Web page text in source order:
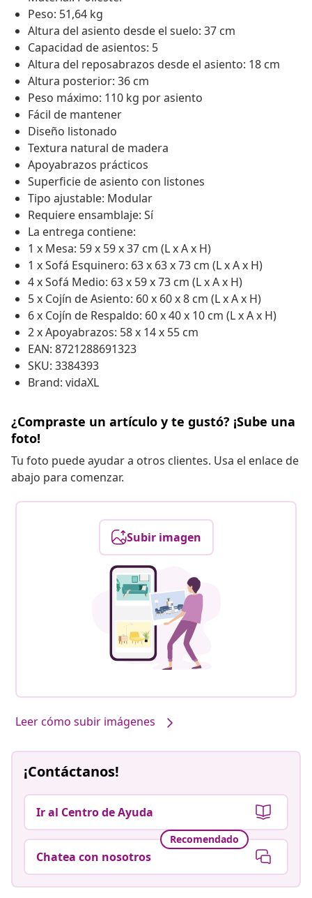
Peso: 51,64 kg
Altura del asiento desde el suelo: 37 cm
Capacidad de asientos: 5
Altura del reposabrazos desde el asiento: 18 cm
Altura posterior: 36 cm
Peso máximo: 110 kg por asiento
Fácil de mantener
Diseño listonado
Textura natural de madera
Apoyabrazos prácticos
Superficie de asiento con listones
Tipo ajustable: Modular
Requiere ensamblaje: Sí
La entrega contiene:
1 x Mesa: 59 x 59 x 37 cm (L x A x H)
1 x Sofá Esquinero: 63 x 63 x 73 cm (L x A x H)
4 x Sofá Medio: 63 x 59 x 73 cm (L x A x H)
5 x Cojín de Asiento: 60 x 60 x 8 cm (L x A x H)
6 x Cojín de Respaldo: 60 x 40 x 10 cm (L x A x H)
2 x Apoyabrazos: 58 x 14 x 55 cm
EAN: 8721288691323
SKU: 3384393
Brand: vidaXL
¿Compraste un artículo y te gustó? ¡Sube una
foto!
Tu foto puede ayudar a otros clientes. Usa el enlace de
abajo para comenzar.
Subir imagen
Leer cómo subir imágenes
¡Contáctanos!
Ir al Centro de Ayuda
Recomendado
Chatea con nosotros